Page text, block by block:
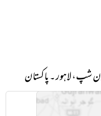
شپ، لاہور ۔ پاکستان